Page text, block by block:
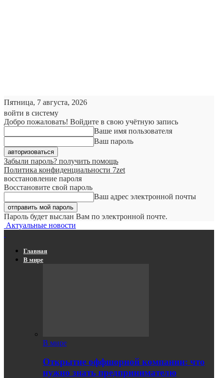
Пятница, 7 августа, 2026
войти в систему
Добро пожаловать! Войдите в свою учётную запись
Ваше имя пользователя
Ваш пароль
Забыли пароль? получить помощь
Политика конфиденциальности 7zet
восстановление пароля
Восстановите свой пароль
Ваш адрес электронной почты
Пароль будет выслан Вам по электронной почте.
Актуальные новости
Главная
В мире
В мире
Открытие оффшорной компании: что
нужно знать предпринимателю